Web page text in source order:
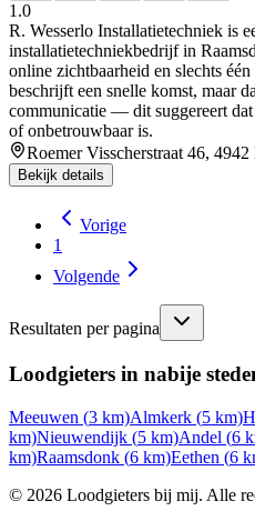
1.0
R. Wesserlo Installatietechniek is
installatietechniekbedrijf in
online zichtbaarheid en slechts
beschrijft een snelle komst, maar
communicatie — dit suggereert
of onbetrouwbaar is.
Roemer Visscherstraat 46,
Bekijk details
Vorige
1
Volgende
Resultaten per pagina
Loodgieters in nabije
Meeuwen (3 km)Almkerk (5 km)
km)Nieuwendijk (5 km)Andel (6
km)Raamsdonk (6 km)Eethen (6
© 2026 Loodgieters bij mij. Alle